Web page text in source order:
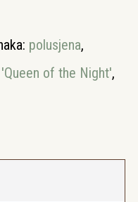
polusjena,
of the Night',